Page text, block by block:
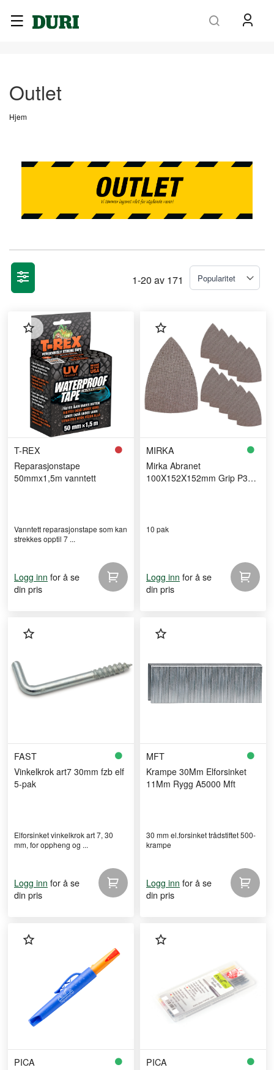
Outlet
Hjem
1-20 av 171
T-REX
Reparasjonstape
50mmx1,5m vanntett
Vanntett reparasjonstape som kan
strekkes opptil 7 ...
Logg inn for å se
din pris
MIRKA
Mirka Abranet
100X152X152mm Grip P320
10 pak
Logg inn for å se
din pris
FAST
Vinkelkrok art7 30mm fzb elf
5-pak
Elforsinket vinkelkrok art 7, 30
mm, for oppheng og ...
Logg inn for å se
din pris
MFT
Krampe 30Mm Elforsinket
11Mm Rygg A5000 Mft
30 mm el.forsinket trådstiftet 500-
krampe
Logg inn for å se
din pris
PICA PICA